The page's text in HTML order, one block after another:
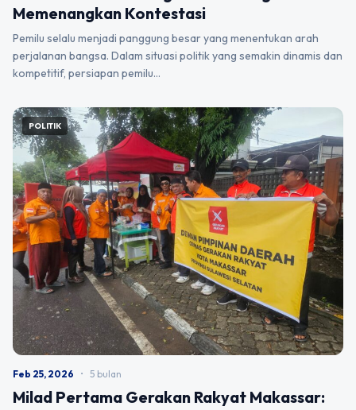
Memenangkan Kontestasi
Pemilu selalu menjadi panggung besar yang menentukan arah
perjalanan bangsa. Dalam situasi politik yang semakin dinamis dan
kompetitif, persiapan pemilu…
POLITIK
Feb 25, 2026 • 5 bulan
Milad Pertama Gerakan Rakyat Makassar: